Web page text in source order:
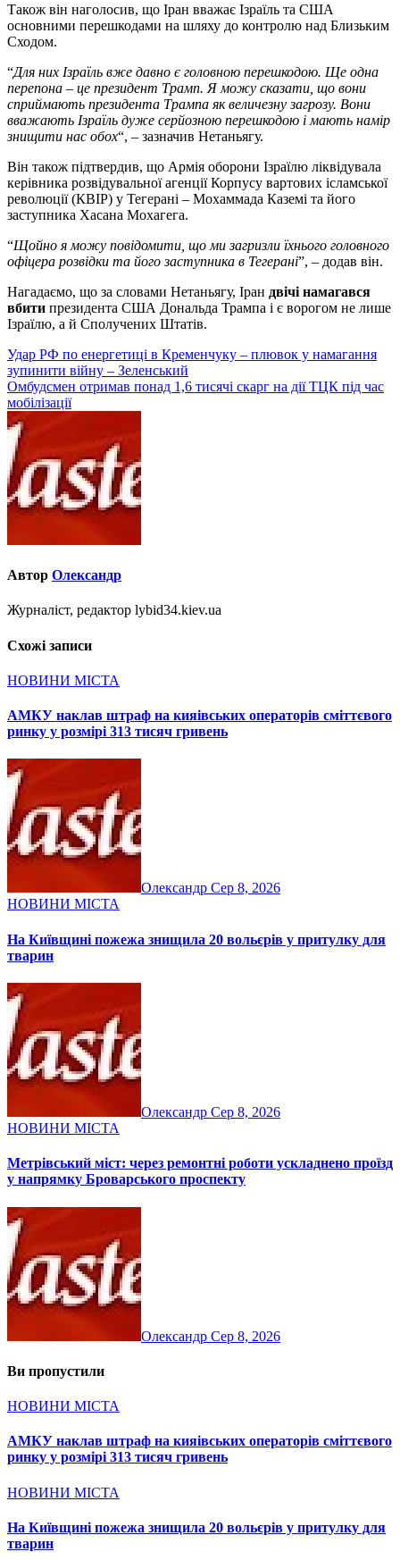
Також він наголосив, що Іран вважає Ізраїль та США
основними перешкодами на шляху до контролю над Близьким
Сходом.
“Для них Ізраїль вже давно є головною перешкодою. Ще одна
перепона – це президент Трамп. Я можу сказати, що вони
сприймають президента Трампа як величезну загрозу. Вони
вважають Ізраїль дуже серйозною перешкодою і мають намір
знищити нас обох“, – зазначив Нетаньягу.
Він також підтвердив, що Армія оборони Ізраїлю ліквідувала
керівника розвідувальної агенції Корпусу вартових ісламської
революції (КВІР) у Тегерані – Мохаммада Каземі та його
заступника Хасана Мохагега.
“Щойно я можу повідомити, що ми загризли їхнього головного
офіцера розвідки та його заступника в Тегерані”, – додав він.
Нагадаємо, що за словами Нетаньягу, Іран двічі намагався
вбити президента США Дональда Трампа і є ворогом не лише
Ізраїлю, а й Сполучених Штатів.
Навігація
записів
Удар РФ по енергетиці в Кременчуку – плювок у намагання
зупинити війну – Зеленський
Омбудсмен отримав понад 1,6 тисячі скарг на дії ТЦК під час
мобілізації
Автор Олександр
Журналіст, редактор lybid34.kiev.ua
Схожі записи
НОВИНИ МІСТА
АМКУ наклав штраф на кияівських операторів сміттєвого
ринку у розмірі 313 тисяч гривень
Олександр Сер 8, 2026
НОВИНИ МІСТА
На Київщині пожежа знищила 20 вольєрів у притулку для
тварин
Олександр Сер 8, 2026
НОВИНИ МІСТА
Метрівський міст: через ремонтні роботи ускладнено проїзд
у напрямку Броварського проспекту
Олександр Сер 8, 2026
Ви пропустили
НОВИНИ МІСТА
АМКУ наклав штраф на кияівських операторів сміттєвого
ринку у розмірі 313 тисяч гривень
НОВИНИ МІСТА
На Київщині пожежа знищила 20 вольєрів у притулку для
тварин